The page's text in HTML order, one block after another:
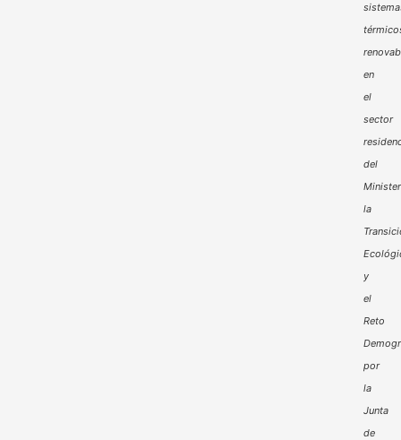
en
el
sector
del
la
y
el
Reto
por
la
Junta
de